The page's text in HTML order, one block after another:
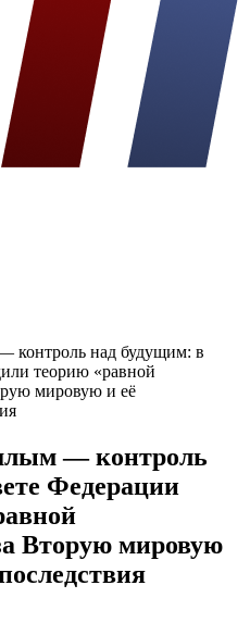
контроль над будущим: в
теорию «равной
мировую и её
— контроль
Федерации
Вторую мировую